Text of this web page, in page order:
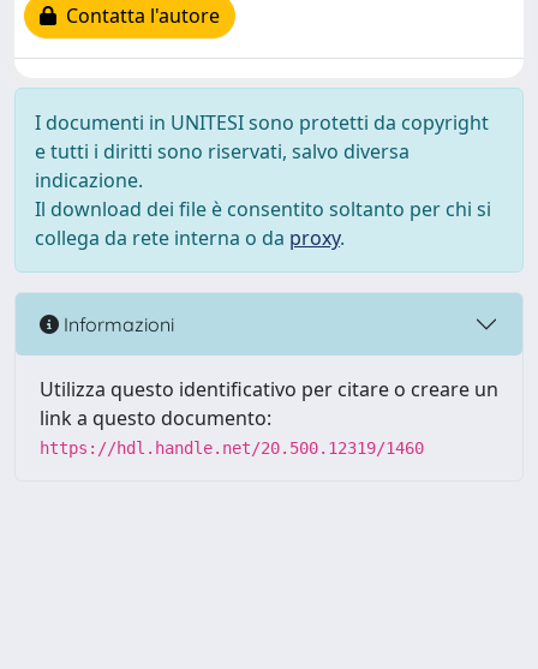
Contatta l'autore
I documenti in UNITESI sono protetti da copyright
e tutti i diritti sono riservati, salvo diversa
indicazione.
Il download dei file è consentito soltanto per chi si
collega da rete interna o da proxy.
Informazioni
Utilizza questo identificativo per citare o creare un
link a questo documento:
https://hdl.handle.net/20.500.12319/1460